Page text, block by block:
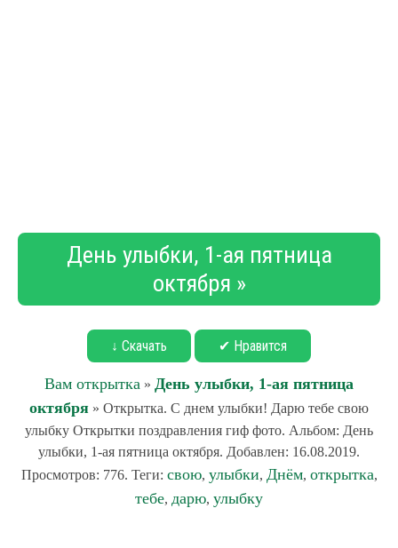
День улыбки, 1-ая пятница
октября »
↓ Скачать ✔ Нравится
Вам открытка » День улыбки, 1-ая пятница
октября » Открытка. С днем улыбки! Дарю тебе свою
улыбку Открытки поздравления гиф фото. Альбом: День
улыбки, 1-ая пятница октября. Добавлен: 16.08.2019.
Просмотров: 776. Теги: свою, улыбки, Днём, открытка,
тебе, дарю, улыбку